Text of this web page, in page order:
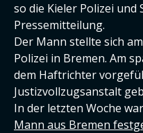
so die Kieler Polizei
Pressemitteilung.
Der Mann stellte sich
Polizei in Bremen. Am
dem Haftrichter
Justizvollzugsanstalt
In der letzten Woche
Mann aus Bremen